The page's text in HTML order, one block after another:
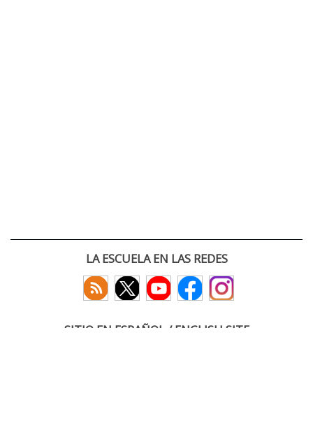
LA ESCUELA EN LAS REDES
SITIO EN ESPAÑOL / ENGLISH SITE